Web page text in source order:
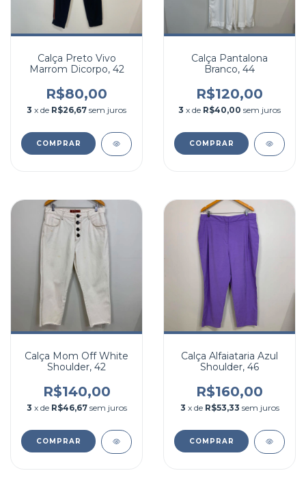
Calça Preto Vivo
Marrom Dicorpo, 42
R$80,00
3 x de R$26,67 sem juros
COMPRAR
Calça Pantalona
Branco, 44
R$120,00
3 x de R$40,00 sem juros
COMPRAR
Calça Mom Off White
Shoulder, 42
R$140,00
3 x de R$46,67 sem juros
COMPRAR
Calça Alfaiataria Azul
Shoulder, 46
R$160,00
3 x de R$53,33 sem juros
COMPRAR